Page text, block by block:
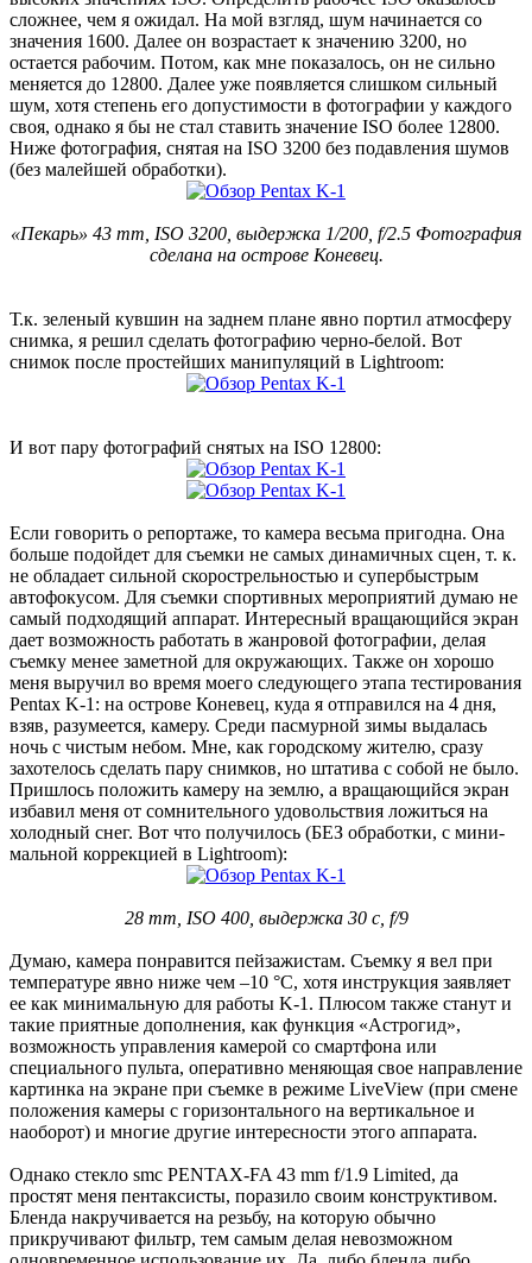
сложнее, чем я ожидал. На мой взгляд, шум начинается со
значения 1600. Далее он возрастает к значению 3200, но
остается рабочим. Потом, как мне показалось, он не сильно
меняется до 12800. Далее уже появляется слишком сильный
шум, хотя степень его допустимости в фотографии у каждого
своя, однако я бы не стал ставить значение ISO более 12800.
Ниже фотография, снятая на ISO 3200 без подавления шумов
(без малейшей обработки).
«Пекарь» 43 mm, ISO 3200, выдержка 1/200, f/2.5 Фотография
сделана на острове Коневец.
Т.к. зеленый кувшин на заднем плане явно портил атмосферу
снимка, я решил сделать фотографию черно-белой. Вот
снимок после простейших манипуляций в Lightroom:
И вот пару фотографий снятых на ISO 12800:
Если говорить о репортаже, то камера весьма пригодна. Она
больше подойдет для съемки не самых динамичных сцен, т. к.
не обладает сильной скорострельностью и супербыстрым
автофокусом. Для съемки спортивных мероприятий думаю не
самый подходящий аппарат. Интересный вращающийся экран
дает возможность работать в жанровой фотографии, делая
съемку менее заметной для окружающих. Также он хорошо
меня выручил во время моего следующего этапа тестирования
Pentax K-1: на острове Коневец, куда я отправился на 4 дня,
взяв, разумеется, камеру. Среди пасмурной зимы выдалась
ночь с чистым небом. Мне, как городскому жителю, сразу
захотелось сделать пару снимков, но штатива с собой не было.
Пришлось положить камеру на землю, а вращающийся экран
избавил меня от сомнительного удовольствия ложиться на
холодный снег. Вот что получилось (БЕЗ обработки, с мини-
мальной коррекцией в Lightroom):
28 mm, ISO 400, выдержка 30 с, f/9
Думаю, камера понравится пейзажистам. Съемку я вел при
температуре явно ниже чем –10 °C, хотя инструкция заявляет
ее как минимальную для работы K-1. Плюсом также станут и
такие приятные дополнения, как функция «Астрогид»,
возможность управления камерой со смартфона или
специального пульта, оперативно меняющая свое направление
картинка на экране при съемке в режиме LiveView (при смене
положения камеры с горизонтального на вертикальное и
наоборот) и многие другие интересности этого аппарата.
Однако стекло smc PENTAX-FA 43 mm f/1.9 Limited, да
простят меня пентаксисты, поразило своим конструктивом.
Бленда накручивается на резьбу, на которую обычно
прикручивают фильтр, тем самым делая невозможном